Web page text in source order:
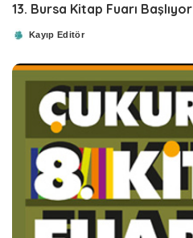
13. Bursa Kitap Fuarı Başlıyor
PostedKayıp Editör